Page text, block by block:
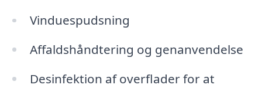
Vinduespudsning
Affaldshåndtering og genanvendelse
Desinfektion af overflader for at